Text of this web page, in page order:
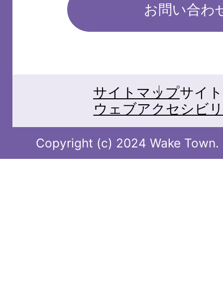
お問い合わ
サイトマップサイ
ウェブアクセシビ
Copyright (c) 2024 Wake Town.